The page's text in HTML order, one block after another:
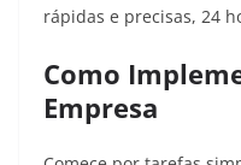
rápidas e precisas, 24
Como
Empresa